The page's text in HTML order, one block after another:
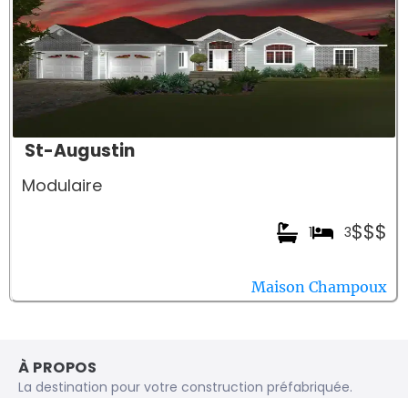
St-Augustin
Modulaire
$$$
3
1
Maison Champoux
À PROPOS
La destination pour votre construction préfabriquée.